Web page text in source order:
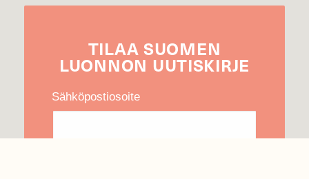
TILAA SUOMEN
LUONNON UUTIS­KIRJE
Sähköpostiosoite